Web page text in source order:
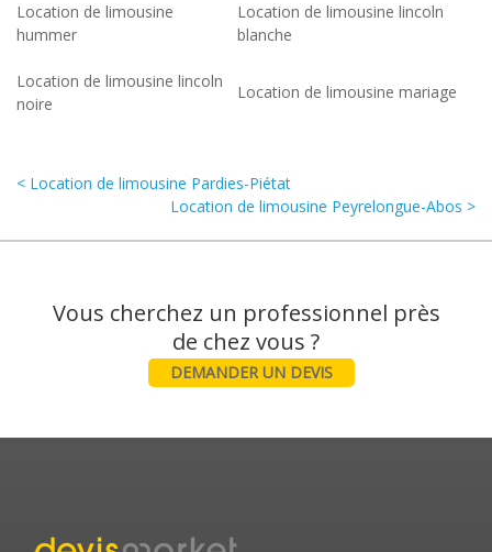
Location de limousine
hummer
Location de limousine lincoln
blanche
Location de limousine lincoln
noire
Location de limousine mariage
< Location de limousine Pardies-Piétat
Location de limousine Peyrelongue-Abos >
Vous cherchez un professionnel près
DEMANDER UN DEVIS